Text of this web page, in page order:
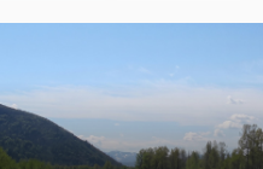
Автобусы
Таблица
Не мусорить